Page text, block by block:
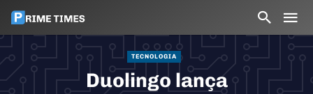
TECNOLOGIA
Duolingo lança